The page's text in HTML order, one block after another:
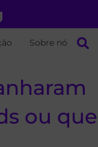
Sobre nós
ou que